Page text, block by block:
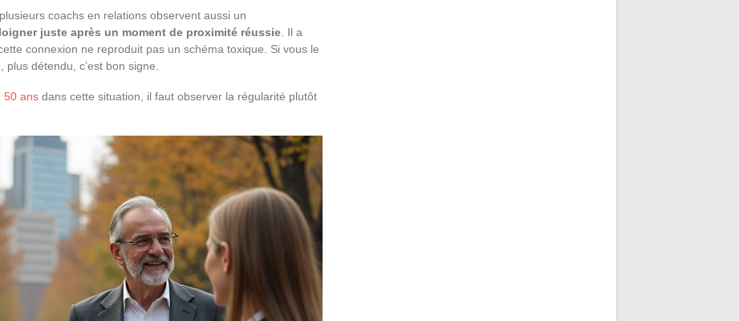
coachs en relations observent aussi un
juste après un moment de proximité réussie . Il a
connexion ne reproduit pas un schéma toxique. Si vous le
détendu, c’est bon signe.
50 ans dans cette situation, il faut observer la régularité plutôt